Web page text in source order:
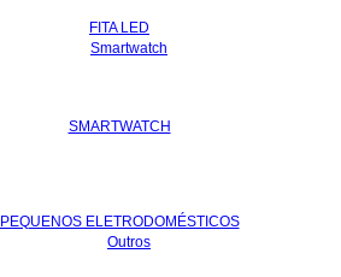
FITA LED
SMARTWATCH
PEQUENOS ELETRODOMÉSTICOS